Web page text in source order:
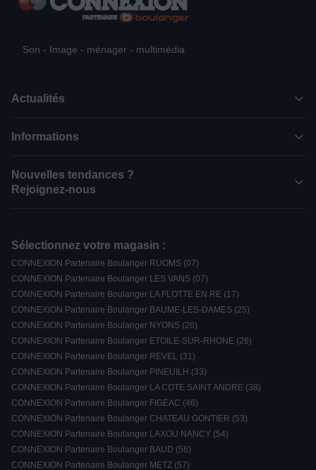
Son - Image - ménager - multimédia
Actualités
Informations
Nouvelles tendances ?
Rejoignez-nous
Sélectionnez votre magasin :
CONNEXION Partenaire Boulanger RUOMS (07)
CONNEXION Partenaire Boulanger LES VANS (07)
CONNEXION Partenaire Boulanger LA FLOTTE EN RE (17)
CONNEXION Partenaire Boulanger BAUME-LES-DAMES (25)
CONNEXION Partenaire Boulanger NYONS (26)
CONNEXION Partenaire Boulanger ETOILE-SUR-RHONE (26)
CONNEXION Partenaire Boulanger REVEL (31)
CONNEXION Partenaire Boulanger PINEUILH (33)
CONNEXION Partenaire Boulanger LA COTE SAINT ANDRE (38)
CONNEXION Partenaire Boulanger FIGEAC (46)
CONNEXION Partenaire Boulanger CHATEAU GONTIER (53)
CONNEXION Partenaire Boulanger LAXOU NANCY (54)
CONNEXION Partenaire Boulanger BAUD (56)
CONNEXION Partenaire Boulanger METZ (57)